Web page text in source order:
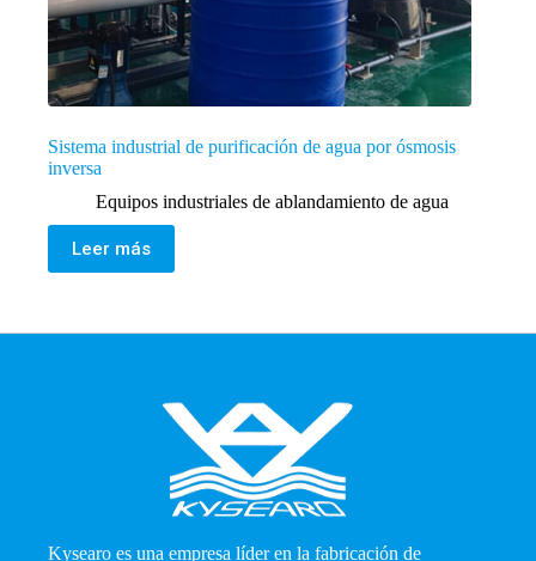
Sistema industrial de purificación de agua por ósmosis
inversa
Equipos industriales de ablandamiento de agua
Leer más
Kysearo es una empresa líder en la fabricación de